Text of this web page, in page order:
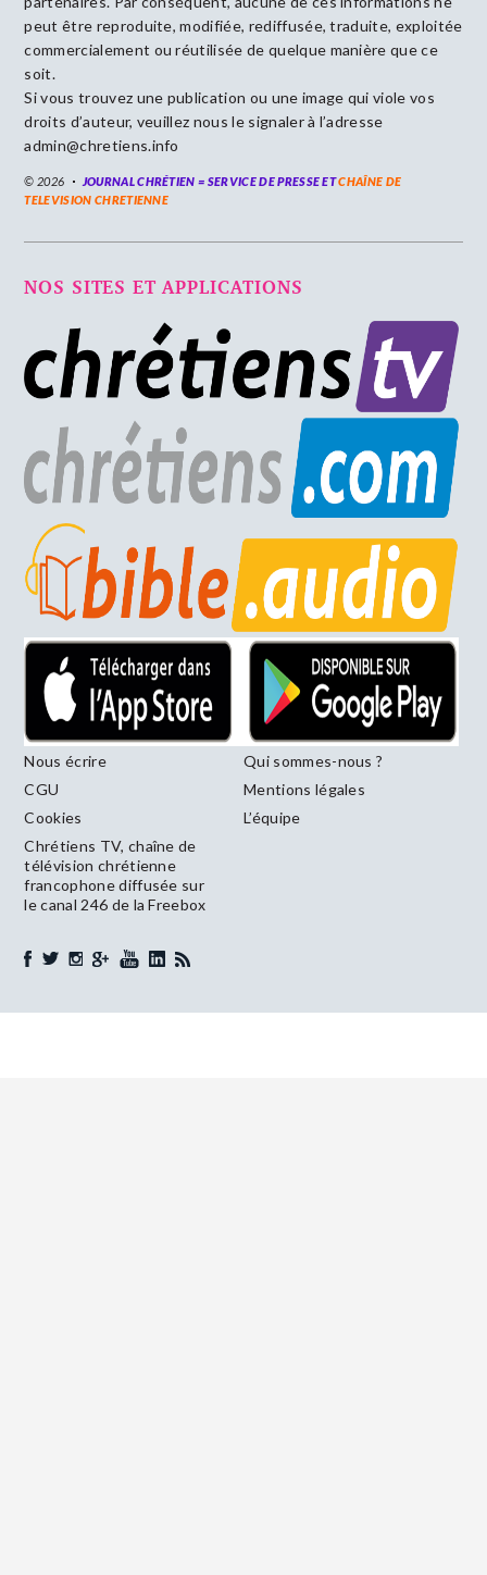
peut être reproduite, modifiée, rediffusée, traduite, exploitée
commercialement ou réutilisée de quelque manière que ce
soit.
Si vous trouvez une publication ou une image qui viole vos
droits d’auteur, veuillez nous le signaler à l’adresse
admin@chretiens.info
© 2026 JOURNAL CHRÉTIEN = SERVICE DE PRESSE ETCHAÎNE DE
TELEVISION CHRETIENNE
NOS SITES ET APPLICATIONS
Nous écrire
Qui sommes-nous ?
CGU
Mentions légales
Cookies
L’équipe
Chrétiens TV, chaîne de
télévision chrétienne
francophone diffusée sur
le canal 246 de la Freebox